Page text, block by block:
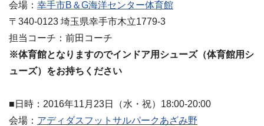
会場： 幸手市B＆G海洋センター体育館
〒340-0123 埼玉県幸手市木立1779-3
担当コーチ：前田コーチ
※体育館となりますのでインドア用シューズ（体育館用シ
ューズ）をお持ちください
■日時：2016年11月23日（水・祝）18:00-20:00
会場： アディダスフットサルパークあざみ野